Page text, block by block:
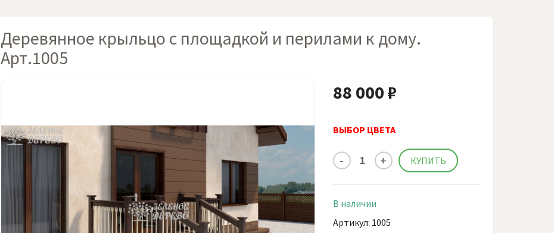
Деревянное крыльцо с площадкой и перилами к дому.
Арт.1005
88 000 ₽
ВЫБОР ЦВЕТА
В наличии
Артикул: 1005